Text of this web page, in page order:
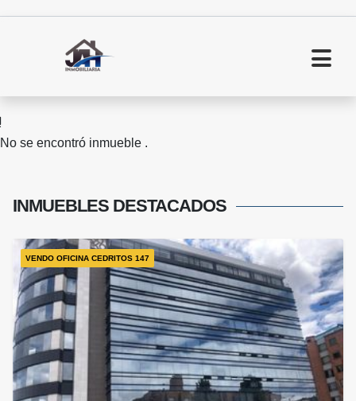
No se encontró inmueble .
INMUEBLES DESTACADOS
VENDO OFICINA CEDRITOS 147